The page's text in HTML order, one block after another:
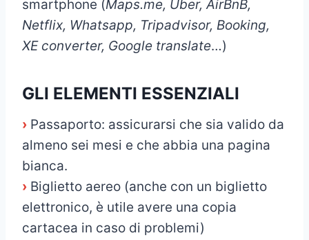
smartphone (Maps.me, Uber, AirBnB,
Netflix, Whatsapp, Tripadvisor, Booking,
XE converter, Google translate…)
GLI ELEMENTI ESSENZIALI
› Passaporto: assicurarsi che sia valido da
almeno sei mesi e che abbia una pagina
bianca.
› Biglietto aereo (anche con un biglietto
elettronico, è utile avere una copia
cartacea in caso di problemi)